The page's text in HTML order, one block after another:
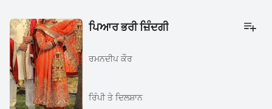
ਪਿਆਰ ਭਰੀ ਜ਼ਿੰਦਗੀ
ਰਮਨਦੀਪ ਕੌਰ
ਰਿੰਪੀ ਤੇ ਦਿਲਸ਼ਾਨ